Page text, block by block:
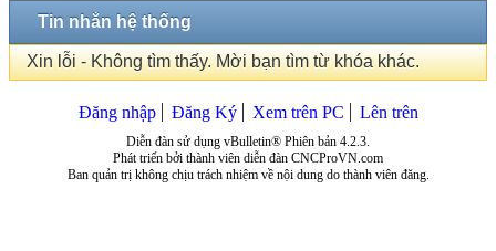
Tin nhắn hệ thống
Xin lỗi - Không tìm thấy. Mời bạn tìm từ khóa khác.
Đăng nhập Đăng Ký Xem trên PC Lên trên
Diễn đàn sử dụng vBulletin® Phiên bản 4.2.3.
Phát triển bởi thành viên diễn đàn CNCProVN.com
Ban quản trị không chịu trách nhiệm về nội dung do thành viên đăng.